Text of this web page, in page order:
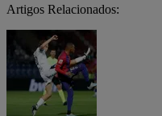
Artigos Relacionados: